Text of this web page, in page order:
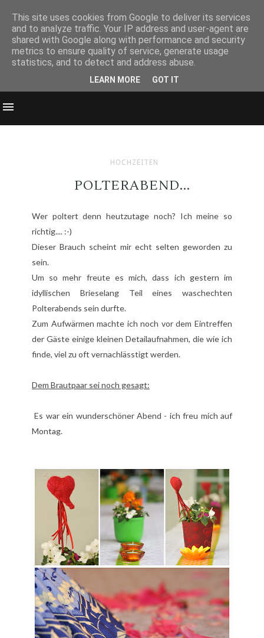
HOCHZEITEN
POLTERABEND...
Wer poltert denn heutzutage noch? Ich meine so
richtig.... :-)
Dieser Brauch scheint mir echt selten geworden zu
sein.
Um so mehr freute es mich, dass ich gestern im
idyllischen Brieselang Teil eines waschechten
Polterabends sein durfte.
Zum Aufwärmen machte ich noch vor dem Eintreffen
der Gäste einige kleinen Detailaufnahmen, die wie ich
finde, viel zu oft vernachlässtigt werden.
Dem Brautpaar sei noch gesagt:
Es war ein wunderschöner Abend - ich freu mich auf
Montag.
This site uses cookies from Google to deliver its services
and to analyze traffic. Your IP address and user-agent are
shared with Google along with performance and security
metrics to ensure quality of service, generate usage
statistics, and to detect and address abuse.
LEARN MORE GOT IT